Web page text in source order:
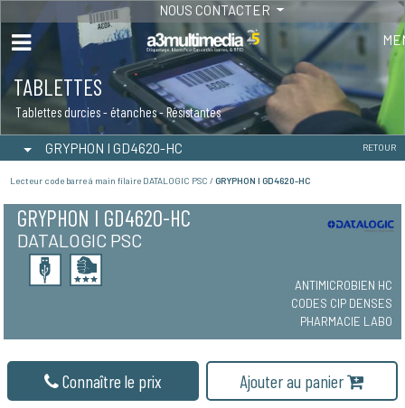
NOUS CONTACTER
TABLETTES
Tablettes durcies - étanches - Résistantes
GRYPHON I GD4620-HC RETOUR
Lecteur code barre à main filaire DATALOGIC PSC / GRYPHON I GD4620-HC
GRYPHON I GD4620-HC
DATALOGIC PSC
ANTIMICROBIEN HC
CODES CIP DENSES
PHARMACIE LABO
Connaître le prix Ajouter au panier